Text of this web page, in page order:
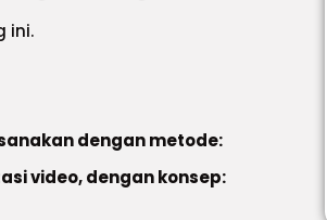
ini.
dengan metode:
video, dengan konsep: